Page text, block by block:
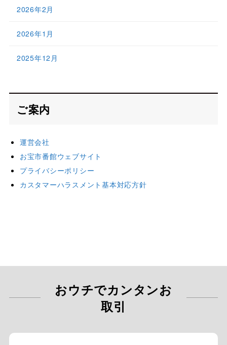
2026年2月
2026年1月
2025年12月
ご案内
運営会社
お宝市番館ウェブサイト
プライバシーポリシー
カスタマーハラスメント基本対応方針
おウチでカンタンお
取引